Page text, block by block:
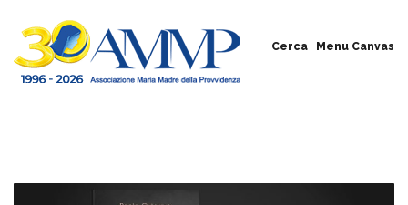
Cerca Menu Canvas